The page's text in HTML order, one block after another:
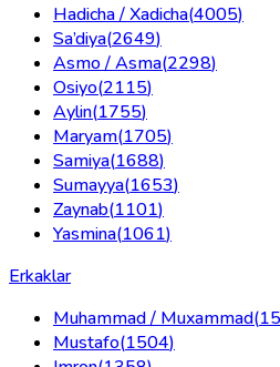
Hadicha / Xadicha(4005)
Sa’diya(2649)
Asmo / Asma(2298)
Osiyo(2115)
Aylin(1755)
Maryam(1705)
Samiya(1688)
Sumayya(1653)
Zaynab(1101)
Yasmina(1061)
Erkaklar
Muhammad / Muxammad(
Mustafo(1504)